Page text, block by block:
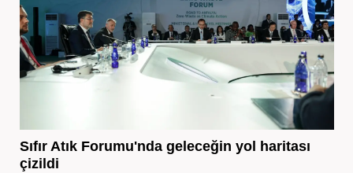
Sıfır Atık Forumu'nda geleceğin yol haritası
çizildi